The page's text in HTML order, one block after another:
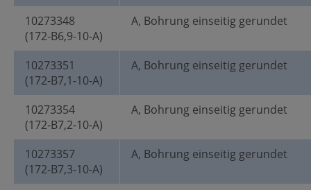
10273348
(172-B6,9-10-A)
A, Bohrung einseitig gerundet
10273351
(172-B7,1-10-A)
A, Bohrung einseitig gerundet
10273354
(172-B7,2-10-A)
A, Bohrung einseitig gerundet
10273357
(172-B7,3-10-A)
A, Bohrung einseitig gerundet